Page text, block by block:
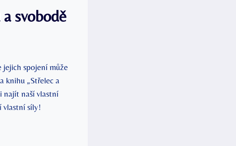
svobodě
jejich spojení může
knihu „Střelec a
najít naší vlastní
vlastní síly!